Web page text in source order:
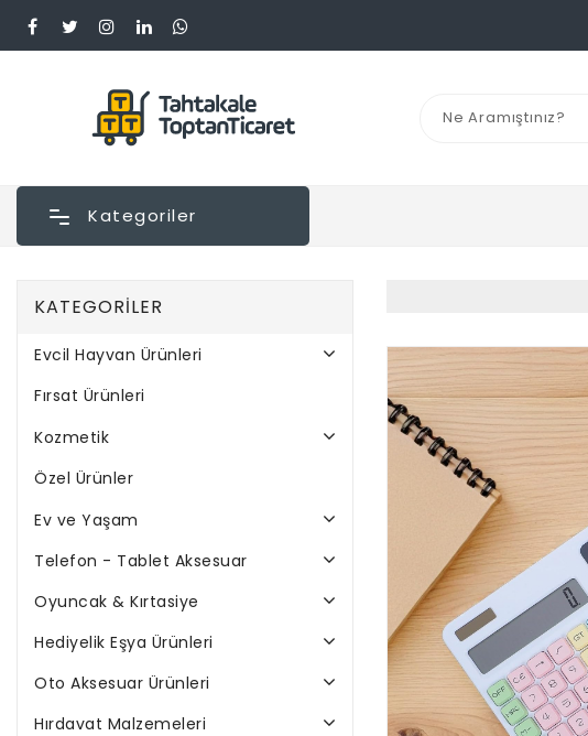
Kategoriler
KATEGORILER
Evcil Hayvan Ürünleri
Fırsat Ürünleri
Kozmetik
Özel Ürünler
Ev ve Yaşam
Telefon - Tablet Aksesuar
Oyuncak & Kırtasiye
Hediyelik Eşya Ürünleri
Oto Aksesuar Ürünleri
Hırdavat Malzemeleri